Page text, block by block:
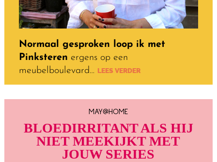
Normaal gesproken loop ik met
Pinksteren ergens op een
meubelboulevard… LEES VERDER
MAY@HOME
BLOEDIRRITANT ALS HIJ
NIET MEEKIJKT MET
JOUW SERIES